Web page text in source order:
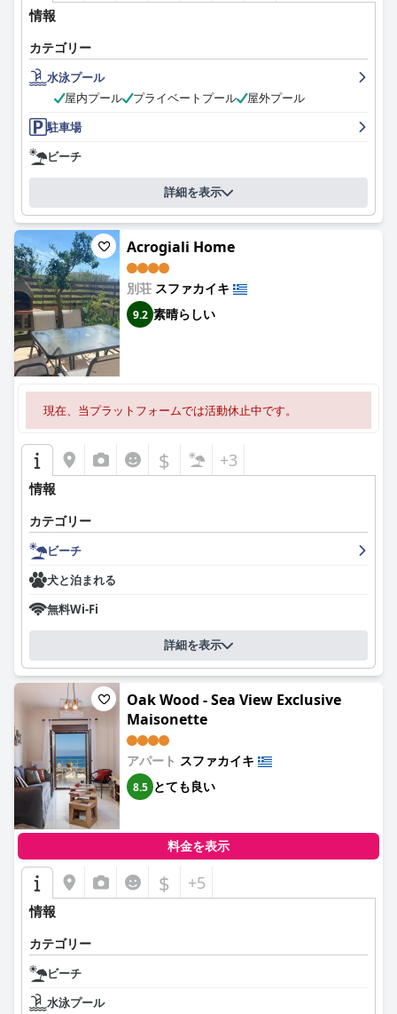
情報
カテゴリー
水泳プール
屋内プール
プライベートプール
屋外プール
駐車場
ビーチ
詳細を表示
Acrogiali Home
別荘 スファカイキ
9.2 素晴らしい
現在、当プラットフォームでは活動休止中です。
$ +3
情報
カテゴリー
ビーチ
犬と泊まれる
無料Wi-Fi
詳細を表示
Oak Wood - Sea View Exclusive
Maisonette
アパート スファカイキ
8.5 とても良い
料金を表示
$ +5
情報
カテゴリー
ビーチ
水泳プール